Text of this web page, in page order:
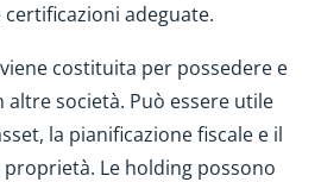
adeguate.
costituita per possedere e
società. Può essere utile
la pianificazione fiscale e il
Le holding possono